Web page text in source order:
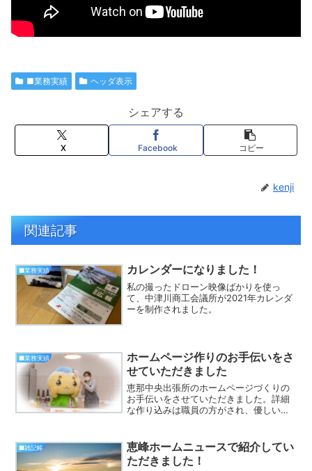
■業務実績 ヘッダ表示
シェアする
X Facebook コピー
kenji
関連記事
■業務実績 カレンダーになりました！
私の撮ったドローン映像ばかりを使っ
て、中津川商工会議所が2021年カレンダ
ーを制作されました。
■業務実績
ホームページ作りのお手伝いをさ
せていただきました
恵那中央出張所のホームページづくりの
お手伝いをさせていただきました。詳細
な作り込みは職員の方がされ、優しい感
■雑記帳
恵峰ホームニュースで紹介してい
ただきました！